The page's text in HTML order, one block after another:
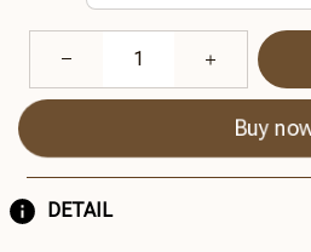
Buy
DETAIL